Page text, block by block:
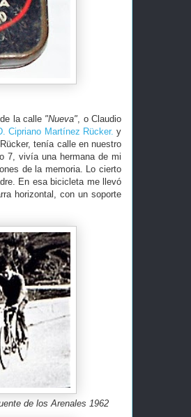
la calle "Nueva", o Claudio
Cipriano Martínez Rücker. y
tenía calle en nuestro
7, vivía una hermana de mi
de la memoria. Lo cierto
En esa bicicleta me llevó
horizontal, con un soporte
de los Arenales 1962